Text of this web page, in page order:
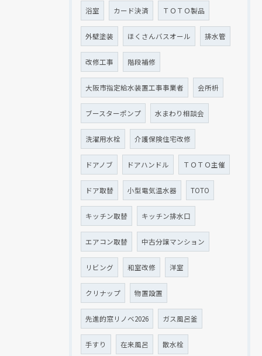
浴室 カード決済 ＴＯＴＯ製品
外壁塗装 ほくさんバスオール 排水管
改修工事 階段補修
大阪市指定給水装置工事事業者 会所枡
ブースターポンプ 水まわり相談会
洗濯用水栓 介護保険住宅改修
ドアノブ ドアハンドル ＴＯＴＯ主催
ドア取替 小型電気温水器 TOTO
キッチン取替 キッチン排水口
エアコン取替 中古分譲マンション
リビング 和室改修 洋室
クリナップ 物置設置
先進的窓リノベ2026 ガス風呂釜
手すり 在来風呂 散水栓